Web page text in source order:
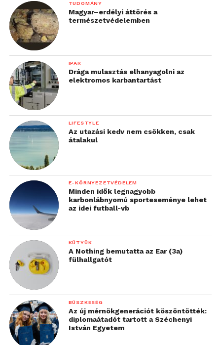
TUDOMÁNY
Magyar–erdélyi áttörés a
természetvédelemben
IPAR
Drága mulasztás elhanyagolni az
elektromos karbantartást
LIFESTYLE
Az utazási kedv nem csökken, csak
átalakul
E-KÖRNYEZETVÉDELEM
Minden idők legnagyobb
karbonlábnyomú sporteseménye lehet
az idei futball-vb
KÜTYÜK
A Nothing bemutatta az Ear (3a)
fülhallgatót
BÜSZKESÉG
Az új mérnökgenerációt köszöntötték:
diplomaátadót tartott a Széchenyi
István Egyetem